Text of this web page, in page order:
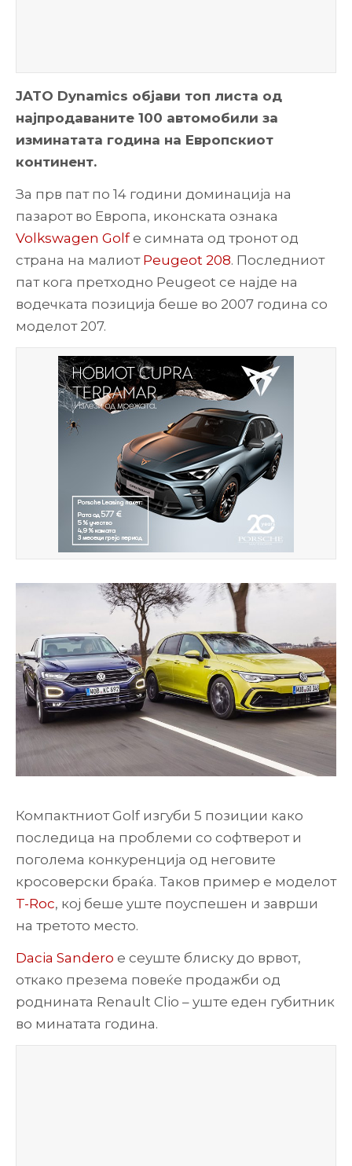
JATO Dynamics објави топ листа од
најпродаваните 100 автомобили за
изминатата година на Европскиот
континент.
За прв пат по 14 години доминација на
пазарот во Европа, иконската ознака
Volkswagen Golfе симната од тронот од
страна на малиот Peugeot 208. Последниот
пат кога претходно Peugeot се најде на
водечката позиција беше во 2007 година со
моделот 207.
Компактниот Golf изгуби 5 позиции како
последица на проблеми со софтверот и
поголема конкуренција од неговите
кросоверски браќа. Таков пример е моделот
T-Roc, кој беше уште поуспешен и заврши
на третото место.
Dacia Sandero е сеуште блиску до врвот,
откако презема повеќе продажби од
роднината Renault Clio – уште еден губитник
во минатата година.